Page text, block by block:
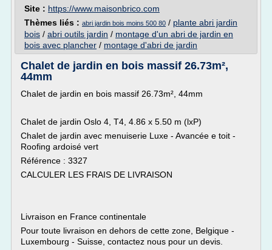
Site : https://www.maisonbrico.com
Thèmes liés : abri jardin bois moins 500 80 / plante abri jardin
bois / abri outils jardin / montage d'un abri de jardin en
bois avec plancher / montage d'abri de jardin
Chalet de jardin en bois massif 26.73m²,
44mm
Chalet de jardin en bois massif 26.73m², 44mm
Chalet de jardin Oslo 4, T4, 4.86 x 5.50 m (lxP)
Chalet de jardin avec menuiserie Luxe - Avancée e toit -
Roofing ardoisé vert
Référence : 3327
CALCULER LES FRAIS DE LIVRAISON
Livraison en France continentale
Pour toute livraison en dehors de cette zone, Belgique -
Luxembourg - Suisse, contactez nous pour un devis.